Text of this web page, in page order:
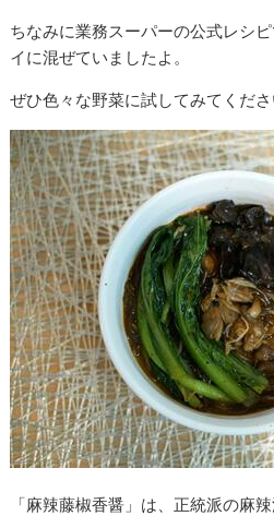
ちなみに業務スーパーの公式レシ
イに混ぜていましたよ。
ぜひ色々な野菜に試してみてくださ
「麻辣藤椒香醤」は、正統派の麻